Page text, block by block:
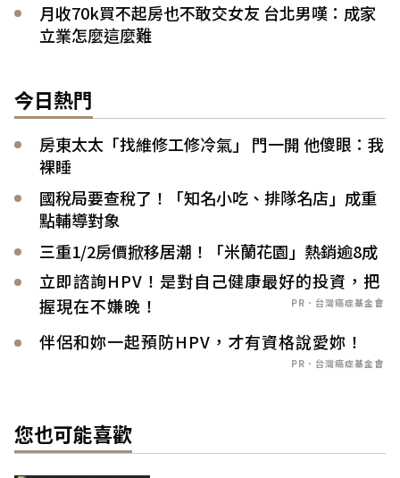
月收70k買不起房也不敢交女友 台北男嘆：成家
立業怎麼這麼難
今日熱門
房東太太「找維修工修冷氣」 門一開 他傻眼：我
裸睡
國稅局要查稅了！「知名小吃、排隊名店」成重
點輔導對象
三重1/2房價掀移居潮！「米蘭花園」熱銷逾8成
立即諮詢HPV！是對自己健康最好的投資，把
握現在不嫌晚！
PR．台灣癌症基金會
伴侶和妳一起預防HPV，才有資格說愛妳！
PR．台灣癌症基金會
您也可能喜歡